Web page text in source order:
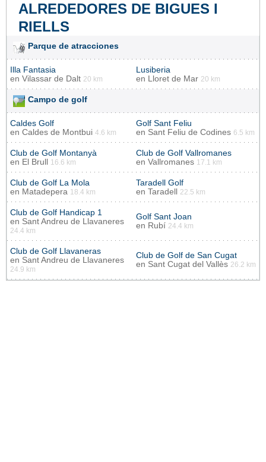
ALREDEDORES DE BIGUES I
RIELLS
Parque de atracciones
Illa Fantasia
en Vilassar de Dalt 20 km
Lusiberia
en Lloret de Mar 20 km
Campo de golf
Caldes Golf
en Caldes de Montbui 4.6 km
Golf Sant Feliu
en Sant Feliu de Codines 6.5 km
Club de Golf Montanyà
en El Brull 16.6 km
Club de Golf Vallromanes
en Vallromanes 17.1 km
Club de Golf La Mola
en Matadepera 18.4 km
Taradell Golf
en Taradell 22.5 km
Club de Golf Handicap 1
en Sant Andreu de Llavaneres
24.4 km
Golf Sant Joan
en Rubí 24.4 km
Club de Golf Llavaneras
en Sant Andreu de Llavaneres
24.9 km
Club de Golf de San Cugat
en Sant Cugat del Vallès 26.2 km